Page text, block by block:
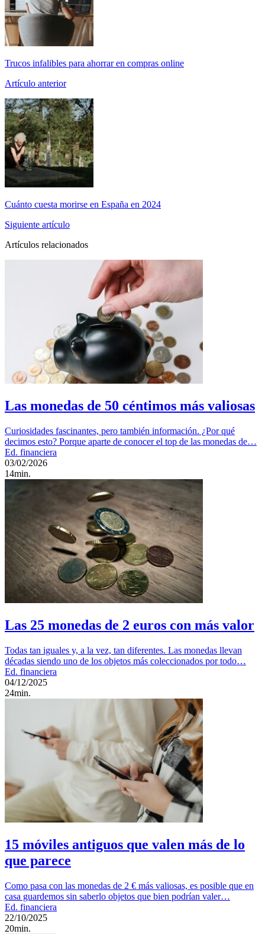
Trucos infalibles para ahorrar en compras online
Artículo anterior
Cuánto cuesta morirse en España en 2024
Siguiente artículo
Artículos relacionados
Las monedas de 50 céntimos más valiosas
Curiosidades fascinantes, pero también información. ¿Por qué
decimos esto? Porque aparte de conocer el top de las monedas de…
Ed. financiera
03/02/2026
14min.
Las 25 monedas de 2 euros con más valor
Todas tan iguales y, a la vez, tan diferentes. Las monedas llevan
décadas siendo uno de los objetos más coleccionados por todo…
Ed. financiera
04/12/2025
24min.
15 móviles antiguos que valen más de lo
que parece
Como pasa con las monedas de 2 € más valiosas, es posible que en
casa guardemos sin saberlo objetos que bien podrían valer…
Ed. financiera
22/10/2025
20min.